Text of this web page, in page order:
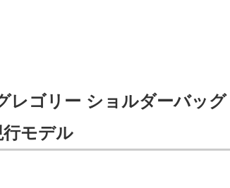
レゴリー ショルダーバッ
行モデル